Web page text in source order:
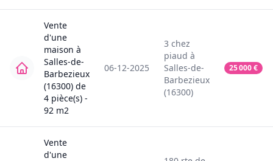
Vente
d'une
maison à
Salles-de-
Barbezieux
(16300) de
4 pièce(s) -
92 m2
06-12-2025
3 chez
piaud à
Salles-de-
Barbezieux
(16300)
25 000€
Vente
d'une